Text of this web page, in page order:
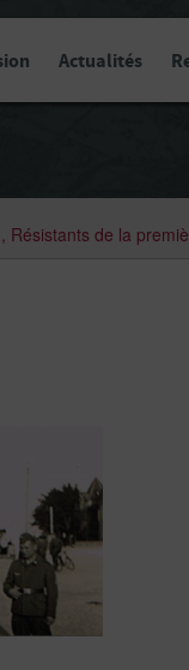
Actualités
Résistants de la